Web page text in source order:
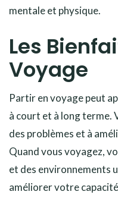
mentale et physique.
Les
Voyage
Partir en voyage peut
à court et à long terme.
des problèmes et à
Quand vous voyagez,
et des environnements
améliorer votre